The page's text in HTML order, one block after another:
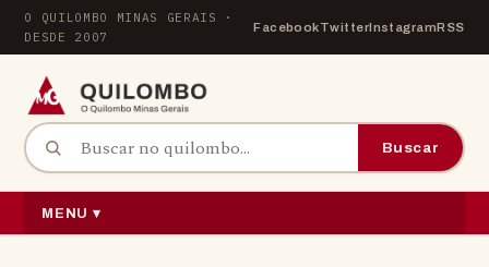
Pular para o conteúdo
O QUILOMBO MINAS GERAIS ·
DESDE 2007
FacebookTwitterInstagramRSS
Buscar por: Buscar
MENU ▾